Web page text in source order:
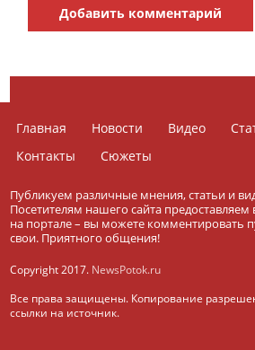
Добавить комментарий
Главная Новости Видео
Контакты
Сюжеты
Публикуем различные мнения, статьи и
Посетителям нашего сайта
на портале – вы можете комментировать
свои. Приятного общения!
Copyright 2017. NewsPotok.ru
Все права защищены. Копирование
ссылки на источник.